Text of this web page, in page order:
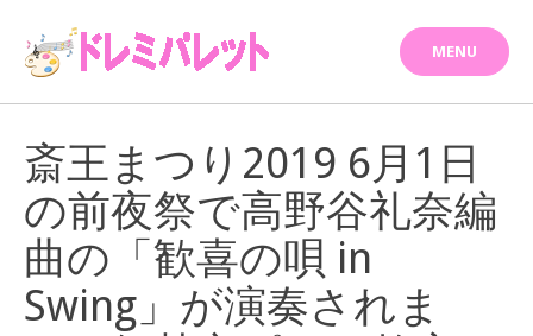
content
MENU
斎王まつり2019 6月1日
の前夜祭で高野谷礼奈編
曲の「歓喜の唄 in
Swing」が演奏されま